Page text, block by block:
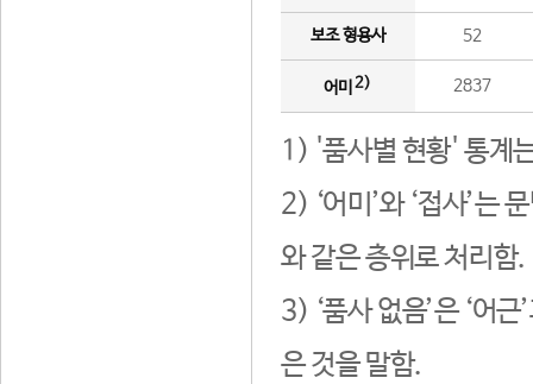
보조 형용사 52
어미 2) 2837
1) '품사별 현황' 통계
2) ‘어미’와 ‘접사’는
와 같은 층위로 처리함.
3) ‘품사 없음’은 ‘어
은 것을 말함.